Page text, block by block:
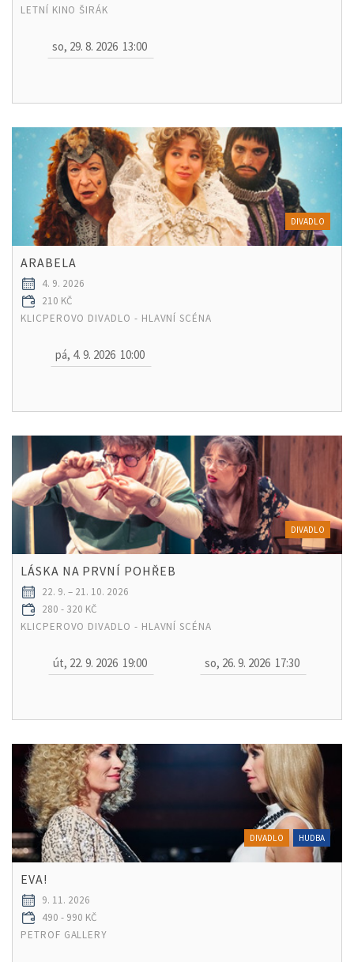
LETNÍ KINO ŠIRÁK
so, 29. 8. 2026 13:00
DIVADLO
ARABELA
4. 9. 2026
210 KČ
KLICPEROVO DIVADLO - HLAVNÍ SCÉNA
pá, 4. 9. 2026 10:00
DIVADLO
LÁSKA NA PRVNÍ POHŘEB
22. 9. – 21. 10. 2026
280 - 320 KČ
KLICPEROVO DIVADLO - HLAVNÍ SCÉNA
út, 22. 9. 2026 19:00 so, 26. 9. 2026 17:30
DIVADLO HUDBA
EVA!
9. 11. 2026
490 - 990 KČ
PETROF GALLERY